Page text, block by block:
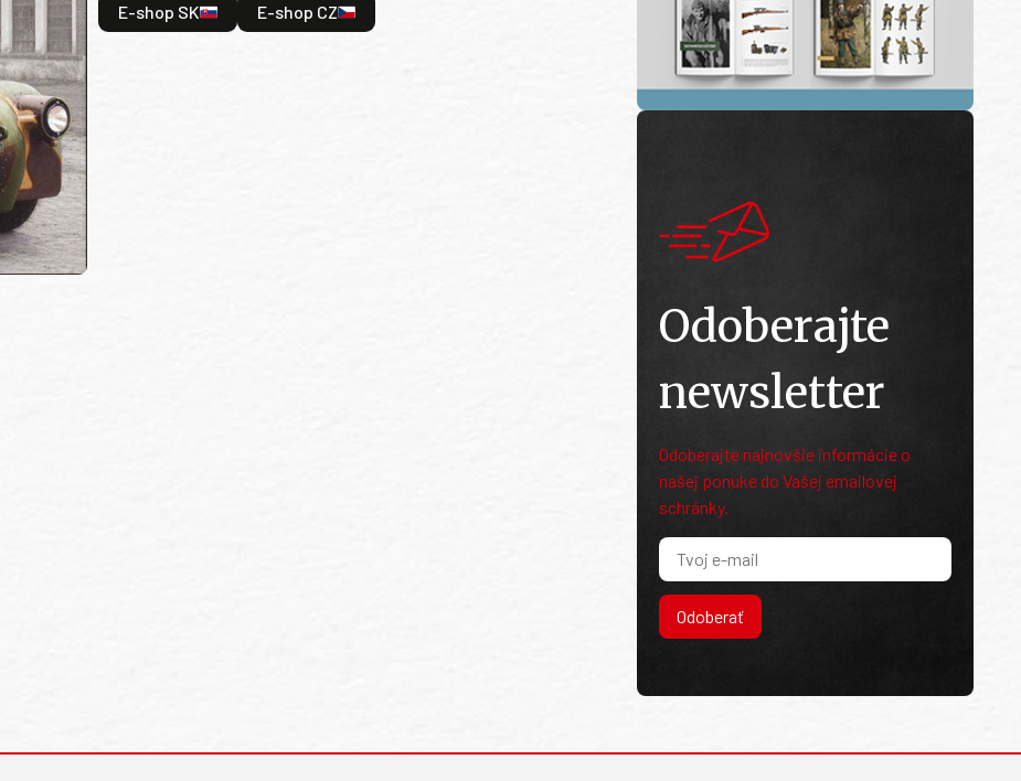
E-shop SK E-shop CZ
Odoberajte
newsletter
Odoberajte najnovšie informácie o
našej ponuke do Vašej emailovej
schránky.
Odoberať